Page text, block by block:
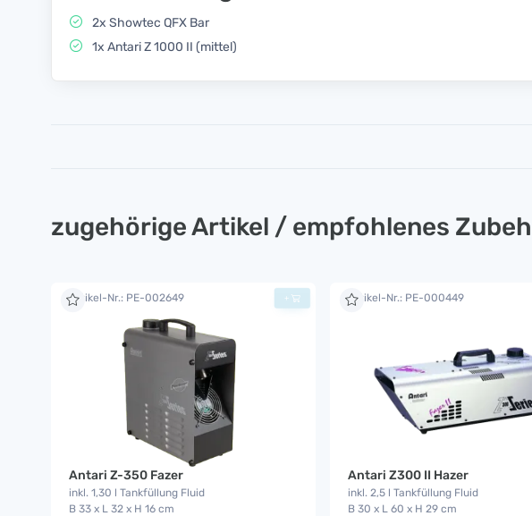
2x Showtec QFX Bar
1x Antari Z 1000 II (mittel)
zugehörige Artikel / empfohlenes
Artikel-Nr.: PE-002649
Antari Z-350 Fazer
inkl. 1,30 l Tankfüllung Fluid
B 33 x L 32 x H 16 cm
+ Artikel-Nr.: PE-000449
Antari Z300 II Hazer
inkl. 2,5 l Tankfüllung Fluid
B 30 x L 60 x H 29 cm